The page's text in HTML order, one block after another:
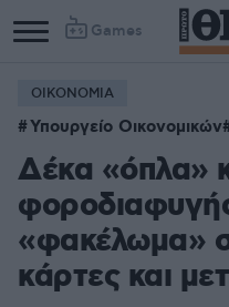
Games
ΟΙΚΟΝΟΜΙΑ
Υπουργείο Οικονομικών
Δέκα «όπλα»
«φακέλωμα»
κάρτες και